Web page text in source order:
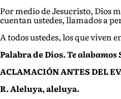
Por medio de Jesucristo, Dios
cuentan ustedes, llamados a
A todos ustedes, los que viven
Palabra de Dios.Te alabamos
ACLAMACIÓN ANTES DEL
R. Aleluya, aleluya.